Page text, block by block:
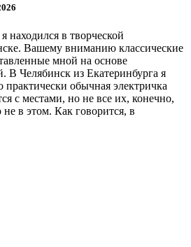
находился в творческой
Вашему вниманию классические
мной на основе
В Челябинск из Екатеринбурга я
обычная электричка
с местами, но не все их, конечно,
в этом. Как говорится, в